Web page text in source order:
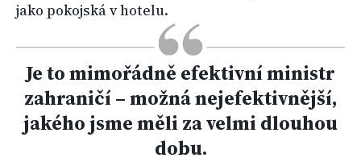
jako pokojská v hotelu.
Je to mimořádně efektivní ministr
zahraničí – možná nejefektivnější,
jakého jsme měli za velmi dlouhou
dobu.